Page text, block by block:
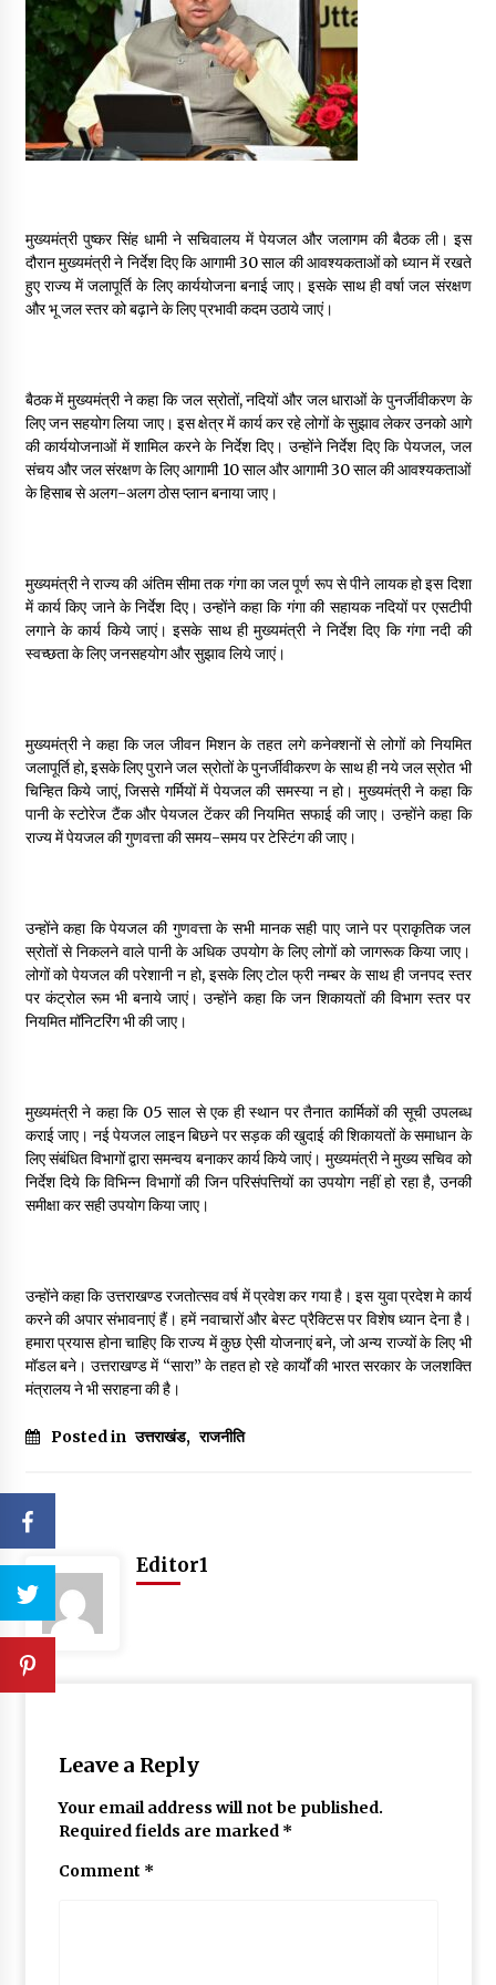
May 16, 2022
Thought Of The Day 14 May
May 14, 2022
Thought Of The Day 12 May
May 12, 2022
Thought Of The Day 11 May
May 11, 2022
Thought Of The Day 10 May
Thought Of The Day 9 May
May 9, 2022
मुख्यमंत्री पुष्कर सिंह धामी ने सचिवालय में पेयजल और जलागम की बैठक ली। इस
दौरान मुख्यमंत्री ने निर्देश दिए कि आगामी 30 साल की आवश्यकताओं को ध्यान में रखते
हुए राज्य में जलापूर्ति के लिए कार्ययोजना बनाई जाए। इसके साथ ही वर्षा जल संरक्षण
और भू जल स्तर को बढ़ाने के लिए प्रभावी कदम उठाये जाएं।
बैठक में मुख्यमंत्री ने कहा कि जल स्रोतों, नदियों और जल धाराओं के पुनर्जीवीकरण के
लिए जन सहयोग लिया जाए। इस क्षेत्र में कार्य कर रहे लोगों के सुझाव लेकर उनको आगे
की कार्ययोजनाओं में शामिल करने के निर्देश दिए। उन्होंने निर्देश दिए कि पेयजल, जल
संचय और जल संरक्षण के लिए आगामी 10 साल और आगामी 30 साल की आवश्यकताओं
के हिसाब से अलग-अलग ठोस प्लान बनाया जाए।
मुख्यमंत्री ने राज्य की अंतिम सीमा तक गंगा का जल पूर्ण रूप से पीने लायक हो इस दिशा
में कार्य किए जाने के निर्देश दिए। उन्होंने कहा कि गंगा की सहायक नदियों पर एसटीपी
लगाने के कार्य किये जाएं। इसके साथ ही मुख्यमंत्री ने निर्देश दिए कि गंगा नदी की
स्वच्छता के लिए जनसहयोग और सुझाव लिये जाएं।
मुख्यमंत्री ने कहा कि जल जीवन मिशन के तहत लगे कनेक्शनों से लोगों को नियमित
जलापूर्ति हो, इसके लिए पुराने जल स्रोतों के पुनर्जीवीकरण के साथ ही नये जल स्रोत भी
चिन्हित किये जाएं, जिससे गर्मियों में पेयजल की समस्या न हो। मुख्यमंत्री ने कहा कि
पानी के स्टोरेज टैंक और पेयजल टेंकर की नियमित सफाई की जाए। उन्होंने कहा कि
राज्य में पेयजल की गुणवत्ता की समय-समय पर टेस्टिंग की जाए।
उन्होंने कहा कि पेयजल की गुणवत्ता के सभी मानक सही पाए जाने पर प्राकृतिक जल
स्रोतों से निकलने वाले पानी के अधिक उपयोग के लिए लोगों को जागरूक किया जाए।
लोगों को पेयजल की परेशानी न हो, इसके लिए टोल फ्री नम्बर के साथ ही जनपद स्तर
पर कंट्रोल रूम भी बनाये जाएं। उन्होंने कहा कि जन शिकायतों की विभाग स्तर पर
नियमित मॉनिटरिंग भी की जाए।
मुख्यमंत्री ने कहा कि 05 साल से एक ही स्थान पर तैनात कार्मिकों की सूची उपलब्ध
कराई जाए। नई पेयजल लाइन बिछने पर सड़क की खुदाई की शिकायतों के समाधान के
लिए संबंधित विभागों द्वारा समन्वय बनाकर कार्य किये जाएं। मुख्यमंत्री ने मुख्य सचिव को
निर्देश दिये कि विभिन्न विभागों की जिन परिसंपत्तियों का उपयोग नहीं हो रहा है, उनकी
समीक्षा कर सही उपयोग किया जाए।
उन्होंने कहा कि उत्तराखण्ड रजतोत्सव वर्ष में प्रवेश कर गया है। इस युवा प्रदेश मे कार्य
करने की अपार संभावनाएं हैं। हमें नवाचारों और बेस्ट प्रैक्टिस पर विशेष ध्यान देना है।
हमारा प्रयास होना चाहिए कि राज्य में कुछ ऐसी योजनाएं बने, जो अन्य राज्यों के लिए भी
मॉडल बने। उत्तराखण्ड में “सारा” के तहत हो रहे कार्यों की भारत सरकार के जलशक्ति
मंत्रालय ने भी सराहना की है।
Posted in उत्तराखंड, राजनीति
Editor1
Leave a Reply
Your email address will not be published.
Required fields are marked *
Comment *